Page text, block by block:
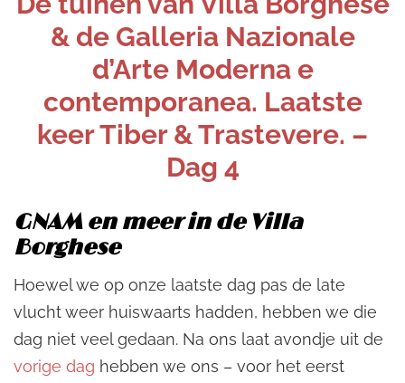
& de Galleria Nazionale
d’Arte Moderna e
contemporanea. Laatste
keer Tiber & Trastevere. –
Dag 4
GNAM en meer in de Villa
Borghese
Hoewel we op onze laatste dag pas de late
vlucht weer huiswaarts hadden, hebben we die
dag niet veel gedaan. Na ons laat avondje uit de
vorige dag hebben we ons – voor het eerst